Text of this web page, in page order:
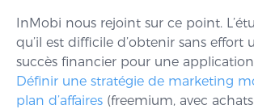
InMobi nous rejoint sur ce point.
qu’il est difficile d’obtenir sans effort
succès financier pour une
Définir une stratégie de marketing
plan d’affaires (freemium, avec